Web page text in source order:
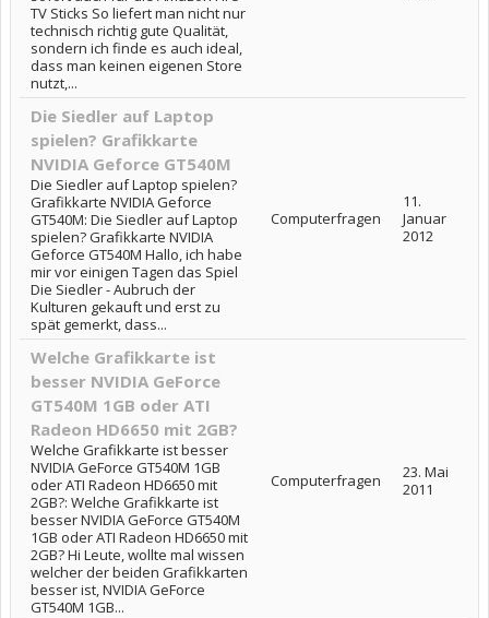
TV Sticks So liefert man nicht nur
technisch richtig gute Qualität,
sondern ich finde es auch ideal,
dass man keinen eigenen Store
nutzt,...
Die Siedler auf Laptop
spielen? Grafikkarte
NVIDIA Geforce GT540M
Die Siedler auf Laptop spielen?
Grafikkarte NVIDIA Geforce
GT540M: Die Siedler auf Laptop
spielen? Grafikkarte NVIDIA
Geforce GT540M Hallo, ich habe
mir vor einigen Tagen das Spiel
Die Siedler - Aubruch der
Kulturen gekauft und erst zu
spät gemerkt, dass...
Computerfragen
11.
Januar
2012
Welche Grafikkarte ist
besser NVIDIA GeForce
GT540M 1GB oder ATI
Radeon HD6650 mit 2GB?
Welche Grafikkarte ist besser
NVIDIA GeForce GT540M 1GB
oder ATI Radeon HD6650 mit
2GB?: Welche Grafikkarte ist
besser NVIDIA GeForce GT540M
1GB oder ATI Radeon HD6650 mit
2GB? Hi Leute, wollte mal wissen
welcher der beiden Grafikkarten
besser ist, NVIDIA GeForce
GT540M 1GB...
Computerfragen
23. Mai
2011